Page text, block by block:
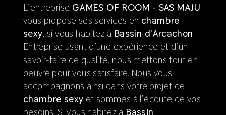
L’entreprise GAMES OF ROOM - SAS MAJU
vous propose ses services en chambre
sexy, si vous habitez à Bassin d'Arcachon.
Entreprise usant d’une expérience et d’un
savoir-faire de qualité, nous mettons tout en
oeuvre pour vous satisfaire. Nous vous
accompagnons ainsi dans votre projet de
chambre sexy et sommes à l’écoute de vos
besoins. Si vous habitez à Bassin